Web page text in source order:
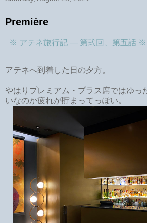
Première
※ アテネ旅行記 ― 第弐回、第五話 ※
アテネへ到着した日の夕方。
やはりプレミアム・プラス席ではゆっ
いなのか疲れが貯まってっぽい。